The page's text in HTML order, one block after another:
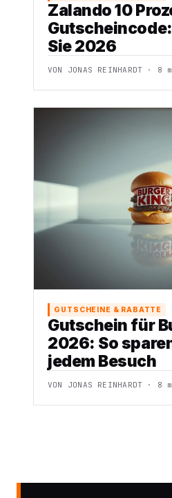
Zalando 10
Sie 2026
VON JONAS REINHARDT · 8
GUTSCHEINE & RABATTE
Gutschein für
2026: So
jedem Besuch
VON JONAS REINHARDT · 8